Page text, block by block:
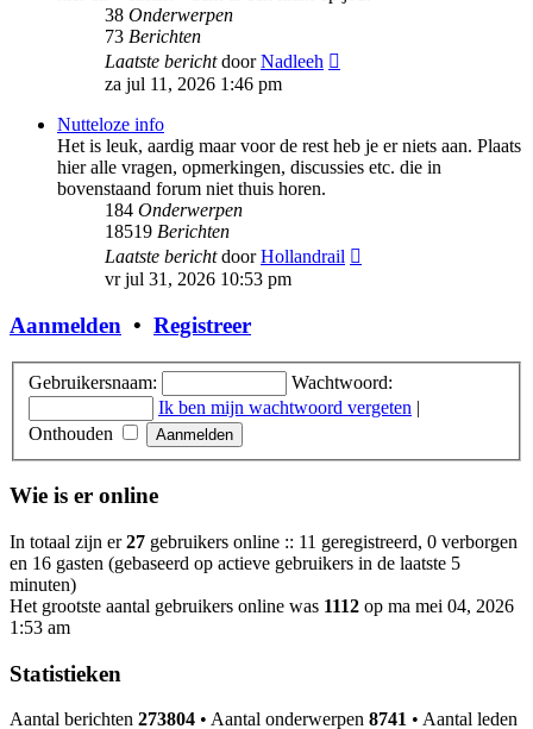
38 Onderwerpen
73 Berichten
Laatste berichtdoorNadleeh
za jul 11, 2026 1:46 pm
Nutteloze info
Het is leuk, aardig maar voor de rest heb je er niets aan. Plaats
hier alle vragen, opmerkingen, discussies etc. die in
bovenstaand forum niet thuis horen.
184 Onderwerpen
18519 Berichten
Laatste berichtdoorHollandrail
vr jul 31, 2026 10:53 pm
Aanmelden • Registreer
Gebruikersnaam:
Wachtwoord:
Ik ben mijn wachtwoord vergeten |
Onthouden
Wie is er online
In totaal zijn er27 gebruikers online :: 11 geregistreerd, 0 verborgen
en 16 gasten (gebaseerd op actieve gebruikers in de laatste 5
minuten)
Het grootste aantal gebruikers online was 1112 op ma mei 04, 2026
1:53 am
Statistieken
Aantal berichten 273804 • Aantal onderwerpen 8741 • Aantal leden